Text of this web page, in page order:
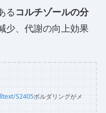
るコルチゾールの分
少、代謝の向上効果
S2405ボルダリングがメ